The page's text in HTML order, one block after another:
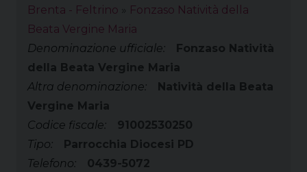
Brenta - Feltrino
Fonzaso Natività della
Beata Vergine Maria
Denominazione ufficiale:
Fonzaso Natività
della Beata Vergine Maria
Altra denominazione:
Natività della Beata
Vergine Maria
Codice fiscale:
91002530250
Tipo:
Parrocchia Diocesi PD
Telefono:
0439-5072